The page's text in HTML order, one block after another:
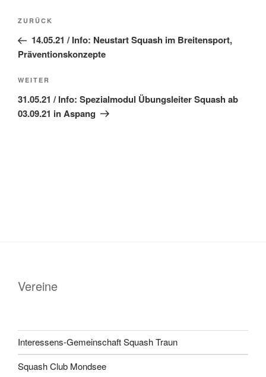
Beitragsnavigation
Vorheriger
Beitrag
ZURÜCK
14.05.21 / Info: Neustart Squash im Breitensport,
Präventionskonzepte
Nächster
Beitrag
WEITER
31.05.21 / Info: Spezialmodul Übungsleiter Squash ab
03.09.21 in Aspang
Vereine
Interessens-Gemeinschaft Squash Traun
Squash Club Mondsee